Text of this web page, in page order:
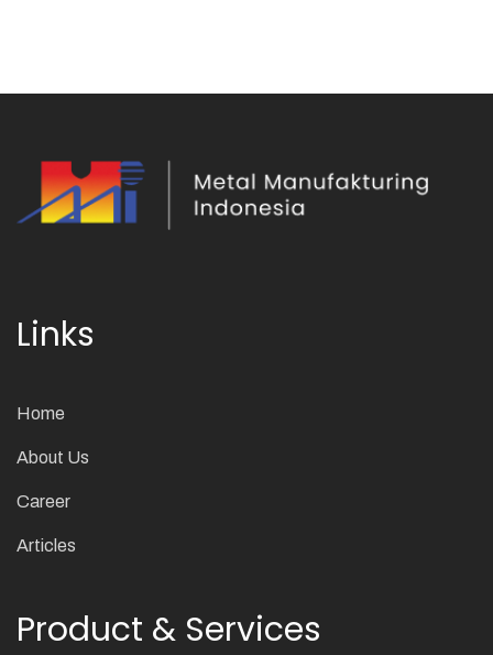
Links
Home
About Us
Career
Articles
Product & Services